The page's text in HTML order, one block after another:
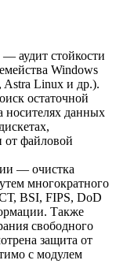
аудит стойкости
Windows
Linux и др.).
остаточной
данных
от файловой
— очистка
многократного
BSI, FIPS, DoD
Также
свободного
защита от
с модулем